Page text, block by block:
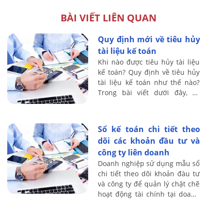
BÀI VIẾT LIÊN QUAN
Quy định mới về tiêu hủy
tài liệu kế toán
Khi nào được tiêu hủy tài liệu
kế toán? Quy định về tiêu hủy
tài liệu kế toán như thế nào?
Trong bài viết dưới đây, kế
Sổ kế toán chi tiết theo
dõi các khoản đầu tư và
công ty liên doanh
Doanh nghiệp sử dụng mẫu sổ
chi tiết theo dõi khoản đàu tư
và công ty để quản lý chặt chẽ
hoạt động tài chính tại doanh